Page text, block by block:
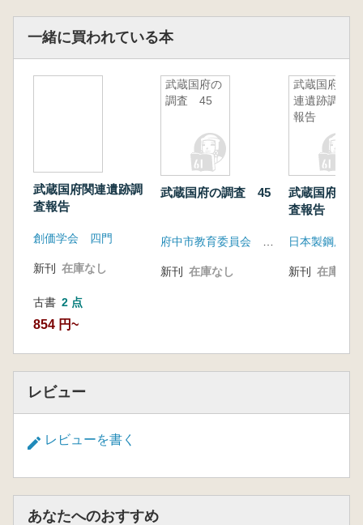
一緒に買われている本
武蔵国府関連遺跡調
査報告
創価学会 四門
新刊 在庫なし
古書 2 点
854 円~
武蔵国府の
調査 45
武蔵国府の調査 45
新刊 在庫なし
武蔵国府関
連遺跡調査
報告
武蔵国府関
査報告
日本製鋼所遺
新刊 在庫なし
レビュー
レビューを書く
あなたへのおすすめ